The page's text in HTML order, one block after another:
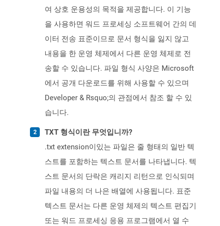
여 상호 운용성의 목적을 제공합니다. 이 기능
을 사용하면 워드 프로세싱 소프트웨어 간의 데
이터 전송 표준이므로 문서 형식을 잃지 않고
내용을 한 운영 체제에서 다른 운영 체제로 전
송할 수 있습니다. 파일 형식 사양은 Microsoft
에서 공개 다운로드를 위해 사용할 수 있으며
Developer & Rsquo;의 관점에서 참조 할 수 있
습니다.
TXT 형식이란 무엇입니까?
.txt extension이있는 파일은 줄 형태의 일반 텍
스트를 포함하는 텍스트 문서를 나타냅니다. 텍
스트 문서의 단락은 캐리지 리턴으로 인식되며
파일 내용의 더 나은 배열에 사용됩니다. 표준
텍스트 문서는 다른 운영 체제의 텍스트 편집기
또는 워드 프로세싱 응용 프로그램에서 열 수